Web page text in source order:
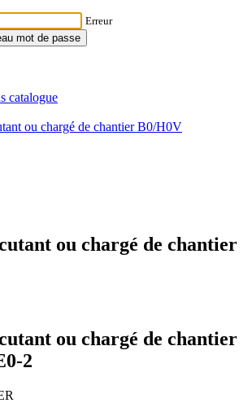
Erreur
mot de passe
catalogue
ou chargé de chantier B0/H0V
ou chargé de chantier
ou chargé de chantier
2